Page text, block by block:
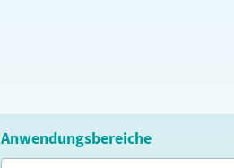
Anwendungsbereiche